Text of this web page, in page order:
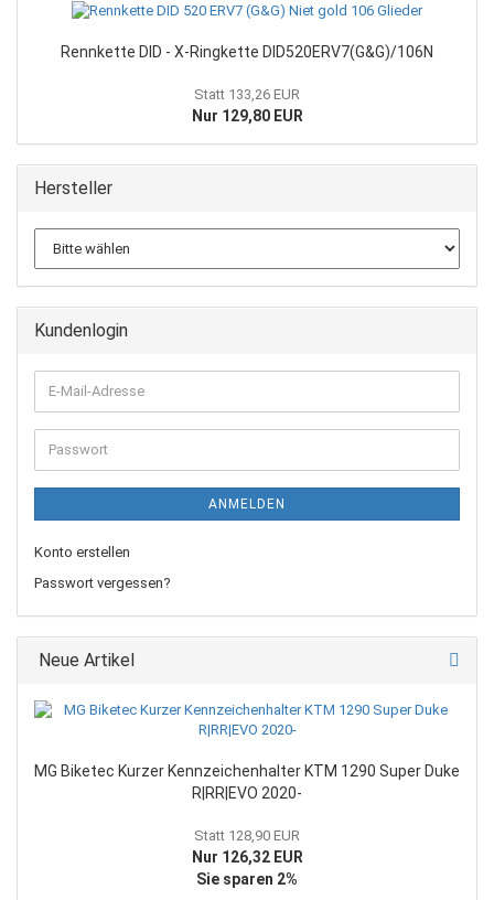
Rennkette DID - X-Ringkette DID520ERV7(G&G)/106N
Statt 133,26 EUR
Nur 129,80 EUR
Hersteller
Kundenlogin
E-
Mail-
Adresse
Passwort
ANMELDEN
Konto erstellen
Passwort vergessen?
Neue Artikel
MG Biketec Kurzer Kennzeichenhalter KTM 1290 Super Duke
R|RR|EVO 2020-
Statt 128,90 EUR
Nur 126,32 EUR
Sie sparen 2%